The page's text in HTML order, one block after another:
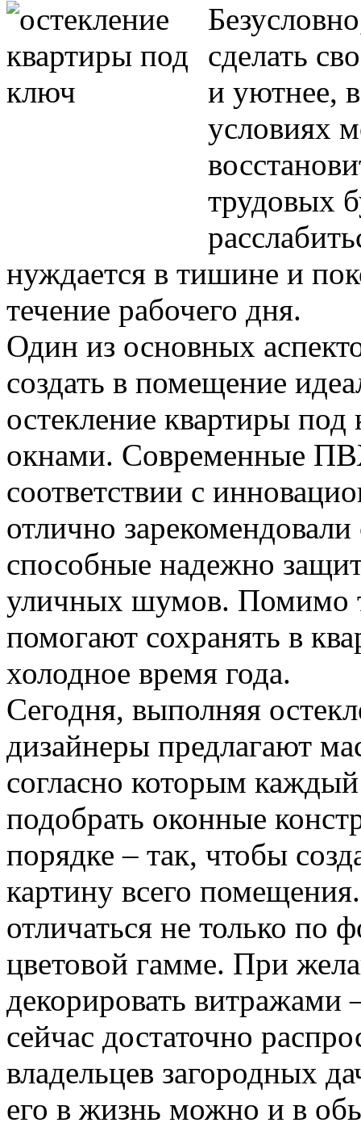
сделать
и уютнее,
условиях
трудовых
нуждается в тишине и
течение рабочего дня.
Один из основных
создать в помещение
остекление квартиры
окнами. Современные
соответствии с
отлично
способные надежно
уличных шумов. Помимо
помогают сохранять в
холодное время года.
Сегодня, выполняя
дизайнеры предлагают
согласно которым
подобрать оконные
порядке – так, чтобы
картину всего
отличаться не только по
цветовой гамме. При
декорировать витражами
сейчас достаточно
владельцев загородных
его в жизнь можно и в